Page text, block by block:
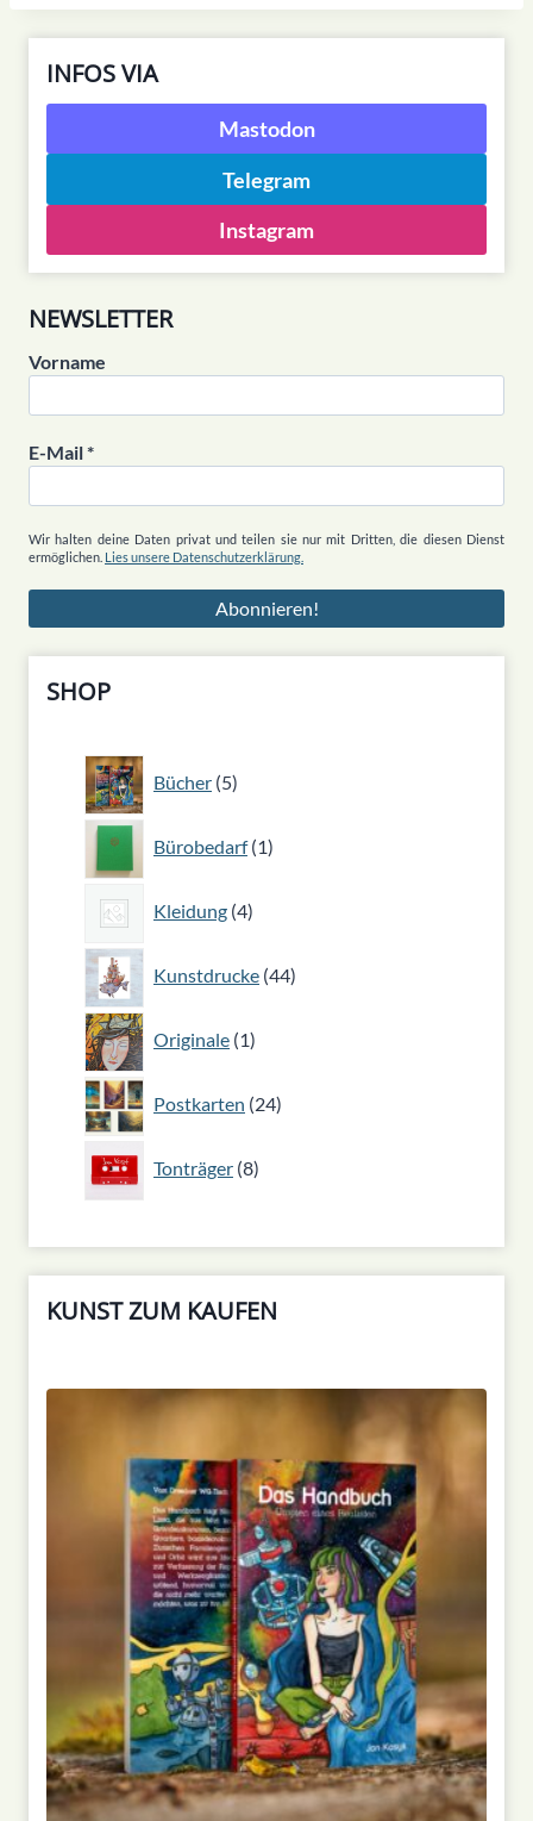
INFOS VIA
Mastodon
Telegram
Instagram
NEWSLETTER
Vorname
E-Mail*
Wir halten deine Daten privat und teilen sie nur mit Dritten, die diesen Dienst
ermöglichen. Lies unsere Datenschutzerklärung.
SHOP
Bücher 5
5
Produkte
Bürobedarf 1
1
Produkt
Kleidung 4
4
Produkte
Kunstdrucke 44
44
Produkte
Originale 1
1
Produkt
Postkarten 24
24
Produkte
Tonträger 8
8
Produkte
KUNST ZUM KAUFEN